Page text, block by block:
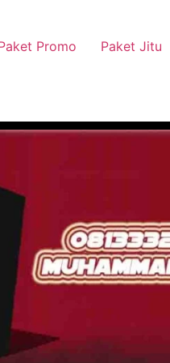
Promo Paket Jitu